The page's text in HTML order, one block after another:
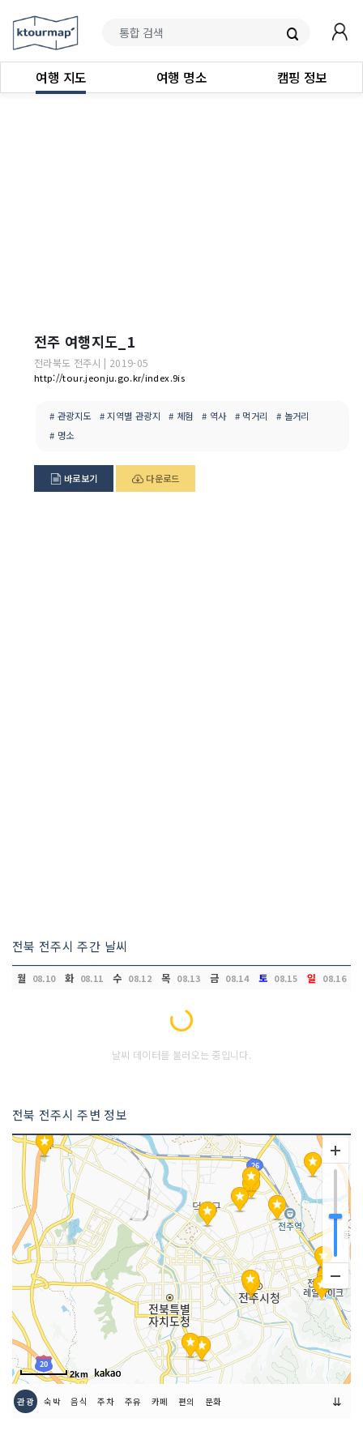
여행 지도 여행 명소 캠핑 정보
전주 여행지도_1
전라북도 전주시 | 2019-05
http://tour.jeonju.go.kr/index.9is
# 관광지도 # 지역별 관광지 # 체험 # 역사 # 먹거리
# 놀거리
# 명소
바로보기 다운로드
전북 전주시 주간 날씨
월 08.10 화 08.11 수 08.12 목 08.13 금 08.14 토 08.15 일 08.16
Loading...
날씨 데이터를 불러오는 중입니다.
전북 전주시 주변 정보
2km
관광 숙박 음식 주차 주유 카페 편의 문화 ⇊